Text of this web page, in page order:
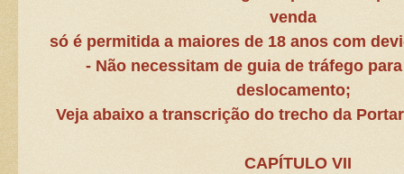
venda
só é permitida a maiores de 18 anos com
- Não necessitam de guia de tráfego
deslocamento;
Veja abaixo a transcrição do trecho da
CAPÍTULO VII